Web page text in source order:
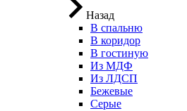
Назад
В спальню
В коридор
В гостиную
Из МДФ
Из ЛДСП
Бежевые
Серые